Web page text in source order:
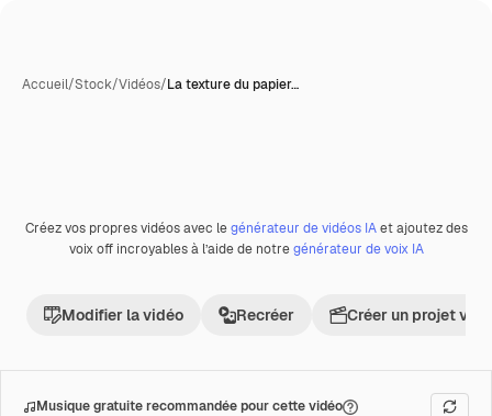
Accueil/Stock/Vidéos/La texture du papier…
Premium
Créez vos propres vidéos avec legénérateur de vidéos IAet ajoutez des
voix off incroyables à l’aide de notregénérateur de voix IA
Modifier la vidéo Recréer Créer un projet
Musique gratuite recommandée pour cette vidéo